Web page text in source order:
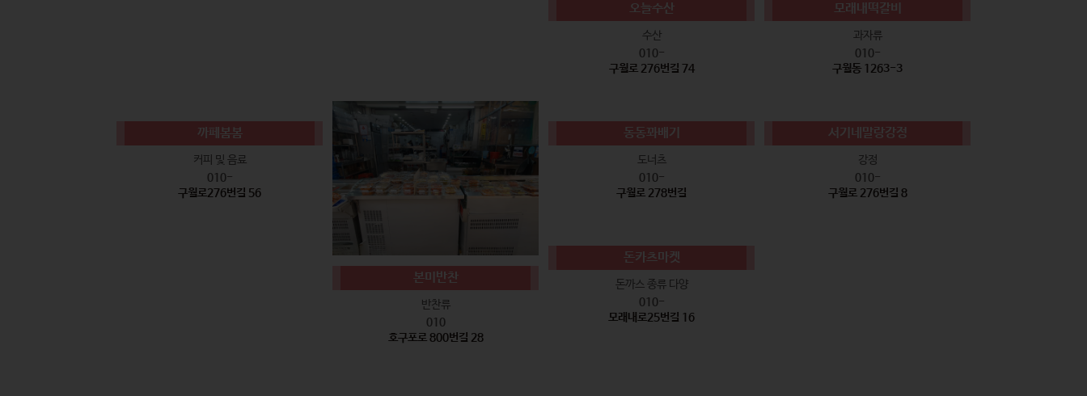
오늘수산
수산
010-
구월로 276번길 74
모래내떡갈비
과자류
010-
구월동 1263-3
까페봄봄
커피 및 음료
010-
구월로276번길 56
본미반찬
반찬류
010
호구포로 800번길 28
동동꽈배기
도너츠
010-
구월로 278번길
서기네말랑강정
강정
010-
구월로 276번길 8
돈카츠마켓
돈까스 종류 다양
010-
모래내로25번길 16